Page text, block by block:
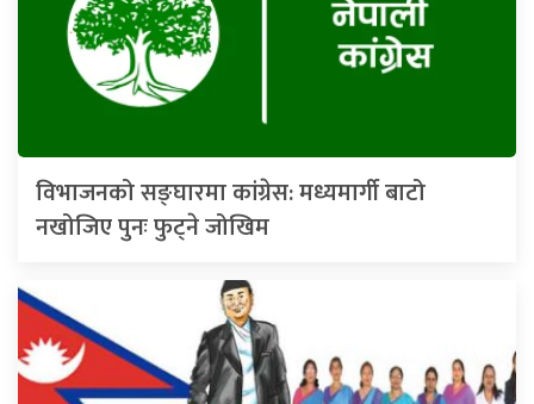
विभाजनको सङ्घारमा कांग्रेस: मध्यमार्गी बाटो
नखोजिए पुनः फुट्ने जोखिम